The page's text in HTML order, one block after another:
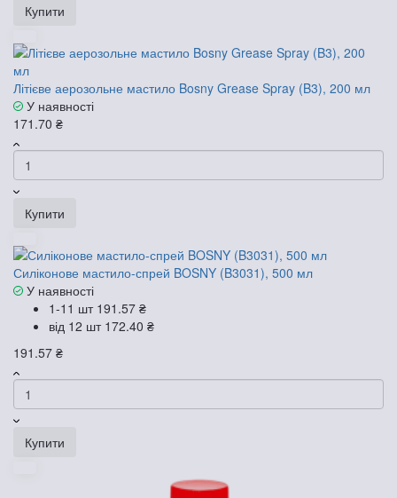
Купити
Літієве аерозольне мастило Bosny Grease Spray (B3), 200 мл
У наявності
171.70 ₴
Купити
Силіконове мастило-спрей BOSNY (B3031), 500 мл
У наявності
1-11 шт 191.57 ₴
від 12 шт 172.40 ₴
191.57 ₴
Купити